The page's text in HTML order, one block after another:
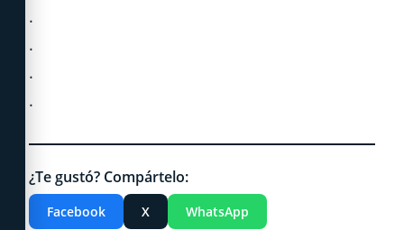
.
.
.
.
¿Te gustó? Compártelo:
Facebook X WhatsApp